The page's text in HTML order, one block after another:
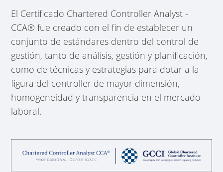
El Certificado Chartered Controller Analyst -
CCA® fue creado con el fin de establecer un
conjunto de estándares dentro del control de
gestión, tanto de análisis, gestión y planificación,
como de técnicas y estrategias para dotar a la
figura del controller de mayor dimensión,
homogeneidad y transparencia en el mercado
laboral.